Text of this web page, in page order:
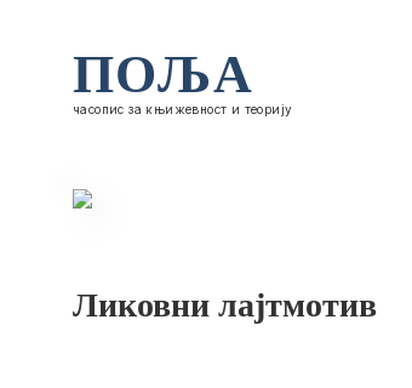
ПОЉА
часопис за књижевност и теорију
Ликовни лајтмотив